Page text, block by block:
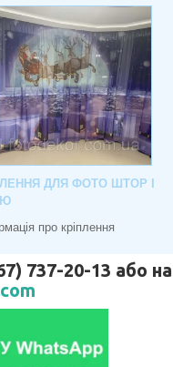
ДЛЯ ФОТО ШТОР І
про кріплення
20-13 або на